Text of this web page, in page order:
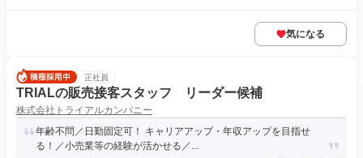
気になる
正社員
TRIALの販売接客スタッフ リーダー候補
株式会社トライアルカンパニー
年齢不問／日勤固定可！ キャリアアップ・年収アップを目指せ
る！／小売業等の経験が活かせる／...